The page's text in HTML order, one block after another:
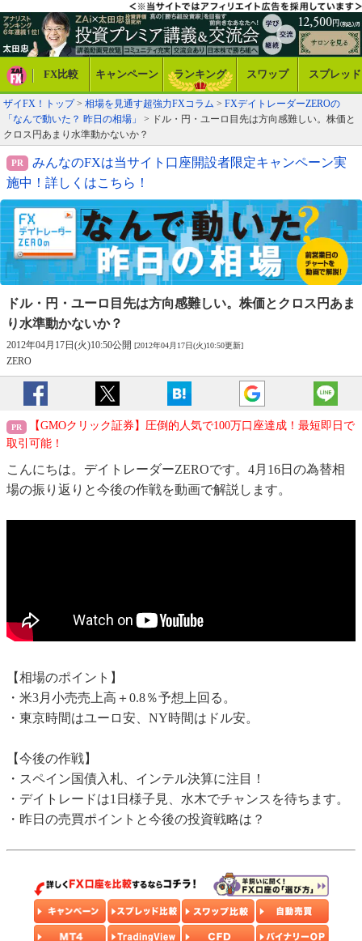
FX比較 キャンペーン ランキング スワップ スプレッド
ザイFX！トップ> 相場を見通す超強力FXコラム > FXデイトレーダーZEROの
「なんで動いた？ 昨日の相場」
> ドル・円・ユーロ目先は方向感難しい。株価と
クロス円あまり水準動かないか？
みんなのFXは当サイト口座開設者限定キャンペーン実
施中！詳しくはこちら！
ドル・円・ユーロ目先は方向感難しい。 株価とクロス円あま
り水準動かないか？
2012年04月17日(火)10:50公開 [2012年04月17日(火)10:50更新]
ZERO
【GMOクリック証券】圧倒的人気で100万口座達成！最短即日で
取引可能！
こんにちは。デイトレーダーZEROです。4月16日の為替相
場の振り返りと今後の作戦を動画で解説します。
【相場のポイント】
・米3月小売売上高＋0.8％予想上回る。
・東京時間はユーロ安、NY時間はドル安。
【今後の作戦】
・スペイン国債入札、インテル決算に注目！
・デイトレードは1日様子見、水木でチャンスを待ちます。
・昨日の売買ポイントと今後の投資戦略は？